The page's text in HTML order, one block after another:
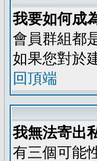
我要如何成
會員群組都
如果您對於
回頂端
我無法寄出
有三個可能